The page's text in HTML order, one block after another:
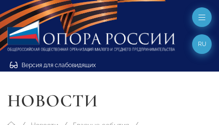
Версия для слабовидящих
RU
НОВОСТИ